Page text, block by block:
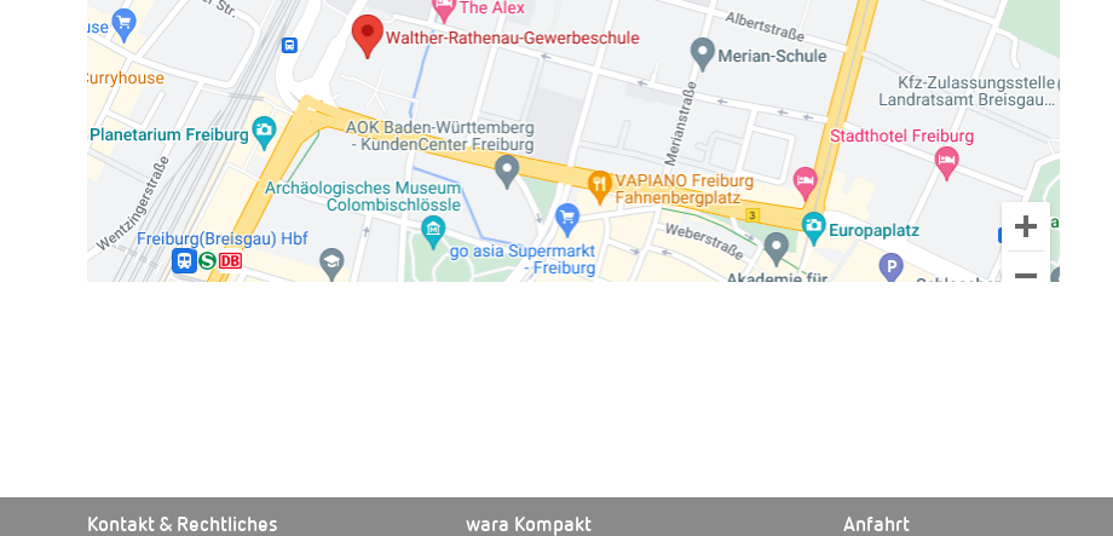
Kontakt & Rechtliches wara Kompakt Anfahrt